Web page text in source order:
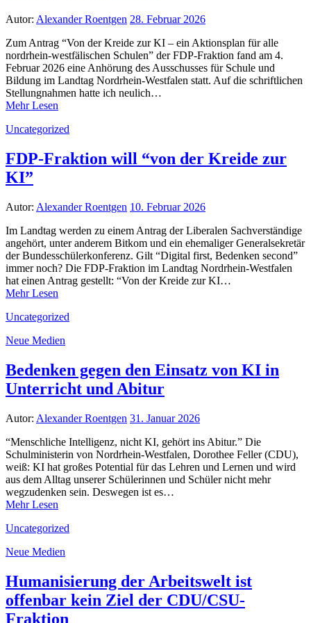
Autor: Alexander Roentgen 28. Februar 2026
Zum Antrag “Von der Kreide zur KI – ein Aktionsplan für alle
nordrhein-westfälischen Schulen” der FDP-Fraktion fand am 4.
Februar 2026 eine Anhörung des Ausschusses für Schule und
Bildung im Landtag Nordrhein-Westfalen statt. Auf die schriftlichen
Stellungnahmen hatte ich neulich…
Mehr Lesen
Uncategorized
FDP-Fraktion will “von der Kreide zur
KI”
Autor: Alexander Roentgen 10. Februar 2026
Im Landtag werden zu einem Antrag der Liberalen Sachverständige
angehört, unter anderem Bitkom und ein ehemaliger Generalsekretär
der Bundesschülerkonferenz. Gilt “Digital first, Bedenken second”
immer noch? Die FDP-Fraktion im Landtag Nordrhein-Westfalen
hat einen Antrag gestellt: “Von der Kreide zur KI…
Mehr Lesen
Uncategorized
Neue Medien
Bedenken gegen den Einsatz von KI in
Unterricht und Abitur
Autor: Alexander Roentgen 31. Januar 2026
“Menschliche Intelligenz, nicht KI, gehört ins Abitur.” Die
Schulministerin von Nordrhein-Westfalen, Dorothee Feller (CDU),
weiß: KI hat großes Potential für das Lehren und Lernen und wird
aus dem Alltag unserer Schülerinnen und Schüler nicht mehr
wegzudenken sein. Deswegen ist es…
Mehr Lesen
Uncategorized
Neue Medien
Humanisierung der Arbeitswelt ist
offenbar kein Ziel der CDU/CSU-
Fraktion